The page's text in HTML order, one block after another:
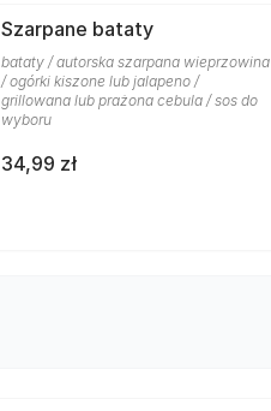
Szarpane bataty
bataty / autorska szarpana wieprzowina
/ ogórki kiszone lub jalapeno /
grillowana lub prażona cebula / sos do
wyboru
34,99 zł